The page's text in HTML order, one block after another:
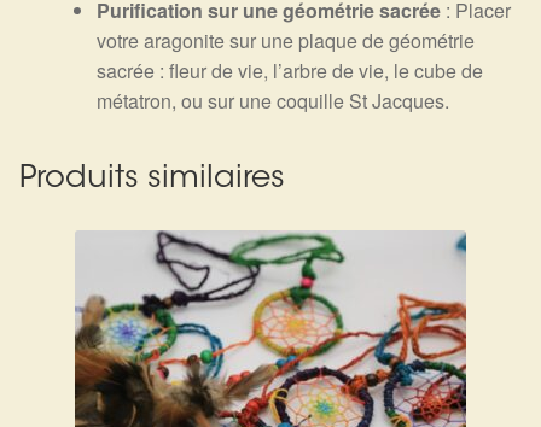
Purification sur une géométrie sacrée : Placer
votre aragonite sur une plaque de géométrie
sacrée : fleur de vie, l’arbre de vie, le cube de
métatron, ou sur une coquille St Jacques.
Produits similaires